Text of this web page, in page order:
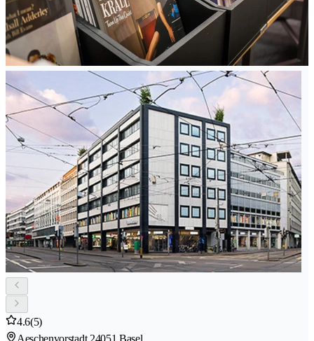
4.6(5)